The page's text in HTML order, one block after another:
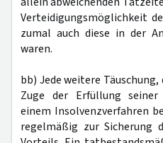
Verteidigungsmöglichkeit
zumal auch diese in der
waren.
bb) Jede weitere
Zuge der Erfüllung
einem Insolvenzverfahren
regelmäßig zur Sicherung